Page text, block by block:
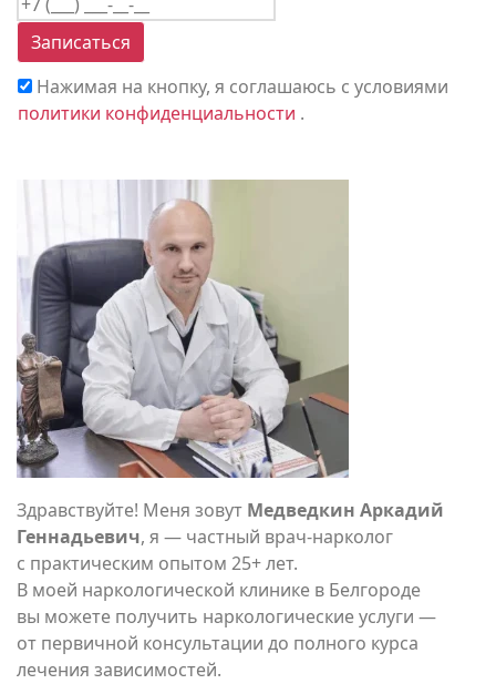
Записаться
Нажимая на кнопку, я соглашаюсь с условиями
политики конфиденциальности .
Здравствуйте! Меня зовут Медведкин Аркадий
Геннадьевич, я — частный врач-нарколог
с практическим опытом 25+ лет.
В моей наркологической клинике в Белгороде
вы можете получить наркологические услуги —
от первичной консультации до полного курса
лечения зависимостей.